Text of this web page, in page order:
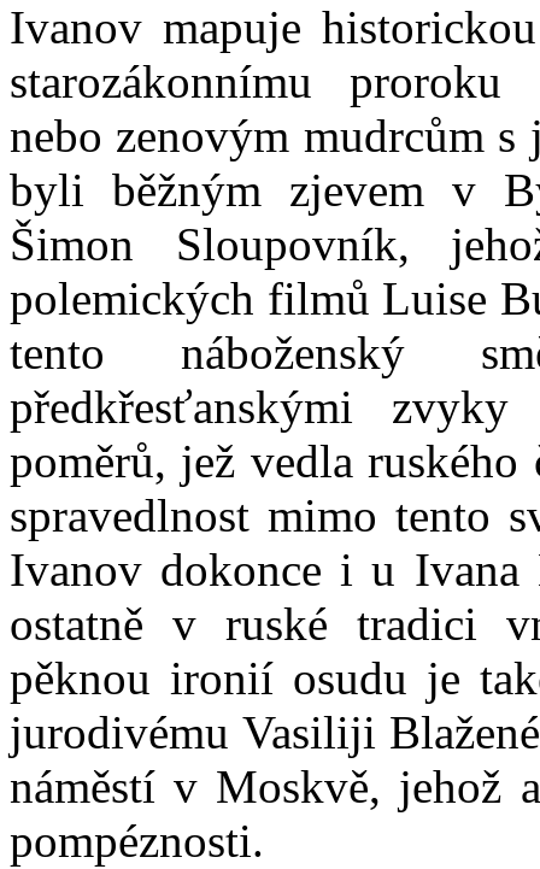
Ivanov mapuje
starozákonnímu
nebo zenovým mudrcům
byli běžným zjevem v
Šimon Sloupovník,
polemických filmů Luise
tento náboženský
předkřesťanskými
poměrů, jež vedla
spravedlnost mimo tento
Ivanov dokonce i u Ivana
ostatně v ruské tradici
pěknou ironií osudu je
jurodivému Vasiliji
náměstí v Moskvě, jehož
pompéznosti.